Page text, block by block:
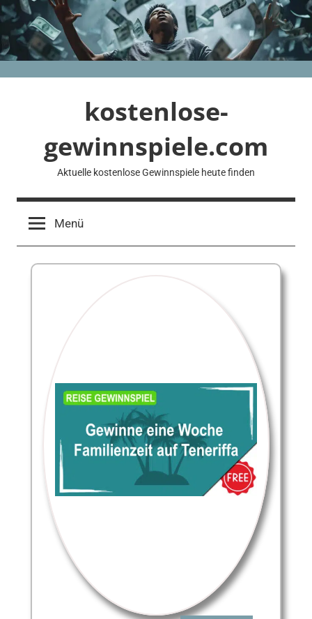
Zum
Inhalt
springen
kostenlose-
gewinnspiele.com
Aktuelle kostenlose Gewinnspiele heute finden
Menü